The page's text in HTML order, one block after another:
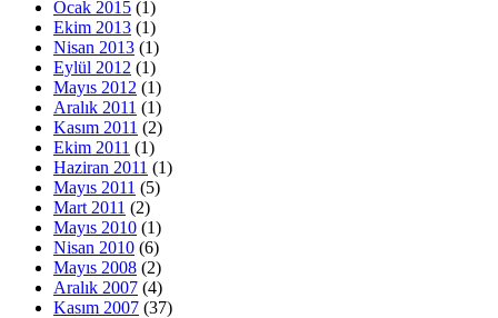
Ocak 2015 (1)
Ekim 2013 (1)
Nisan 2013 (1)
Eylül 2012 (1)
Mayıs 2012 (1)
Aralık 2011 (1)
Kasım 2011 (2)
Ekim 2011 (1)
Haziran 2011 (1)
Mayıs 2011 (5)
Mart 2011 (2)
Mayıs 2010 (1)
Nisan 2010 (6)
Mayıs 2008 (2)
Aralık 2007 (4)
Kasım 2007 (37)